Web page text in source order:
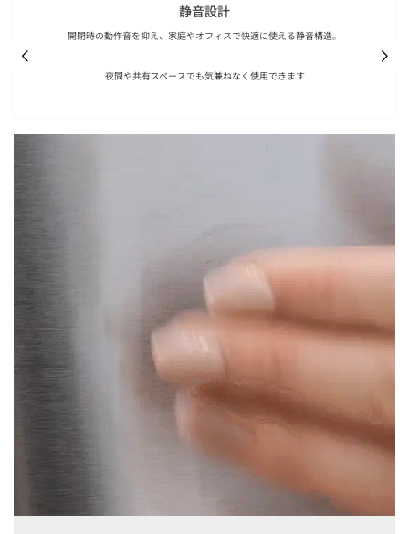
静音設計
開閉時の動作音を抑え、家庭やオフィスで快適に使える静音構造。
夜間や共有スペースでも気兼ねなく使用できます